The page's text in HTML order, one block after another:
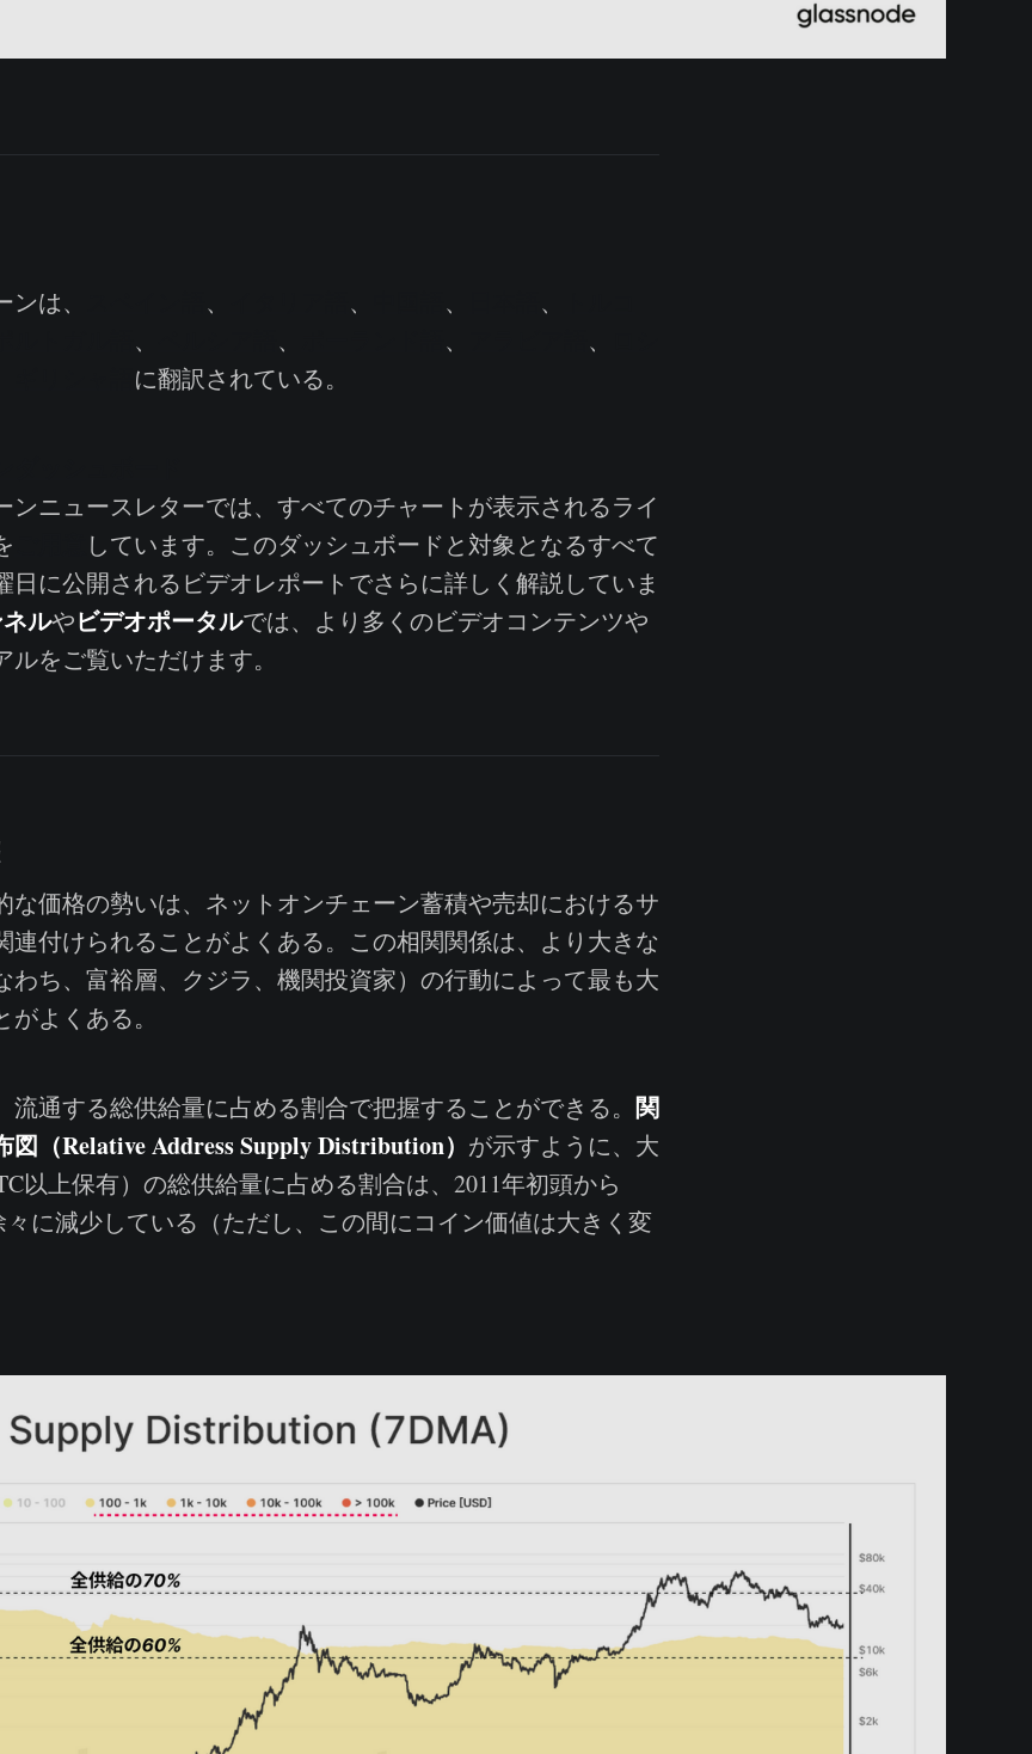
は、 、 、 、 、
、 、 、 、
に翻訳されている。
ニュースレターでは、すべてのチャートが表示されるライ
しています。このダッシュボードと対象となるすべて
日に公開されるビデオレポートでさらに詳しく解説していま
ルやビデオポータルでは、より多くのビデオコンテンツや
をご覧いただけます。
価格の勢いは、ネットオンチェーン蓄積や売却におけるサ
連付けられることがよくある。この相関関係は、より大きな
わち、富裕層、クジラ、機関投資家）の行動によって最も大
よくある。
通する総供給量に占める割合で把握することができる。 関
（Relative Address Supply Distribution） が示すように、大
以上保有）の総供給量に占める割合は、2011年初頭から
々に減少している（ただし、この間にコイン価値は大きく変